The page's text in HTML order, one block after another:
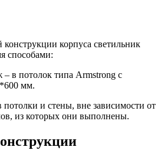
корпуса светильник
способами:
в потолок типа Armstrong с
мм.
и стены, вне зависимости от
из которых они выполнены.